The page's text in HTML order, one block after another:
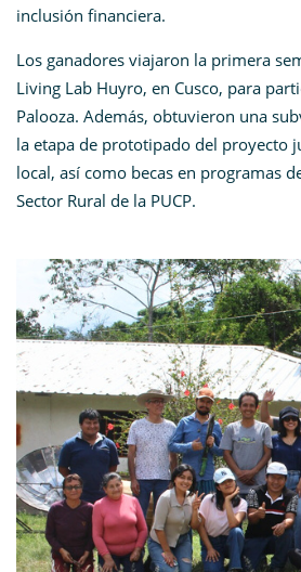
inclusión financiera.
Los ganadores viajaron la primera
Living Lab Huyro, en Cusco, para
Palooza. Además, obtuvieron una
la etapa de prototipado del proyecto
local, así como becas en programas
Sector Rural de la PUCP.